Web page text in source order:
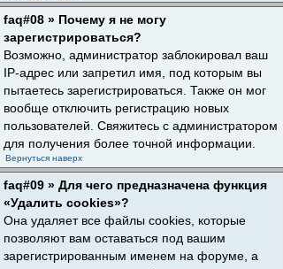
faq#08 » Почему я не могу
зарегистрироваться?
Возможно, администратор заблокировал ваш
IP-адрес или запретил имя, под которым вы
пытаетесь зарегистрироваться. Также он мог
вообще отключить регистрацию новых
пользователей. Свяжитесь с администратором
для получения более точной информации.
Вернуться наверх
faq#09 » Для чего предназначена функция
«Удалить cookies»?
Она удаляет все файлы cookies, которые
позволяют вам оставаться под вашим
зарегистрированным именем на форуме, а